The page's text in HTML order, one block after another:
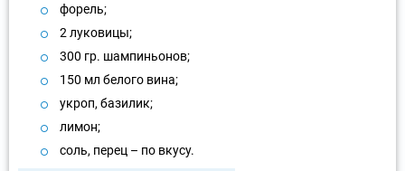
форель;
2 луковицы;
300 гр. шампиньонов;
150 мл белого вина;
укроп, базилик;
лимон;
соль, перец – по вкусу.